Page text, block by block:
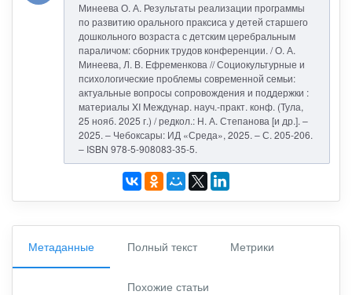
Минеева О. А. Результаты реализации программы
по развитию орального праксиса у детей старшего
дошкольного возраста с детским церебральным
параличом: сборник трудов конференции. / О. А.
Минеева, Л. В. Ефременкова // Социокультурные и
психологические проблемы современной семьи:
актуальные вопросы сопровождения и поддержки :
материалы XI Междунар. науч.-практ. конф. (Тула,
25 нояб. 2025 г.) / редкол.: Н. А. Степанова [и др.]. –
2025. – Чебоксары: ИД «Среда», 2025. – С. 205-206.
– ISBN 978-5-908083-35-5.
Метаданные Полный текст Метрики
Похожие статьи